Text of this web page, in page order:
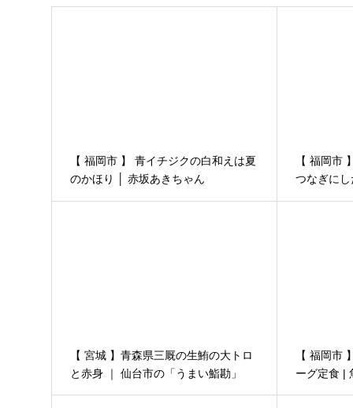
【 福岡市 】 青イチジクの白和えは夏
のかほり │ 赤坂あきちゃん
【 福岡市
つなぎに
【 宮城 】青森県三厩の生鮪の大トロ
と赤身 ｜ 仙台市の「うまい鮨勘」
【 福岡市
ーグ定食 |